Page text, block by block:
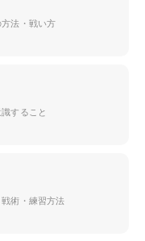
法・戦い方
すること
術・練習方法